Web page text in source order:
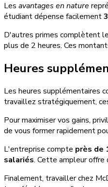
Les avantages en nature
étudiant dépense facilement
D'autres primes complètent
plus de 2 heures. Ces
Heures
Les heures supplémentaires
travaillez stratégiquement,
Pour maximiser vos gains,
de vous former rapidement
L'entreprise compte près de
salariés. Cette ampleur
Finalement, travailler chez